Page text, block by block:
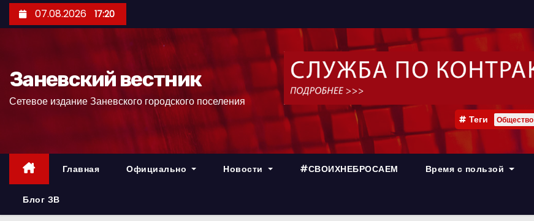
е
р
07.08.2026 17:20
Заневский вестник
Сетевое издание Заневского городского поселения
Теги Общество
Главная Официально Новости #СВОИХНЕБРОСАЕМ Время с пользой
Блог ЗВ